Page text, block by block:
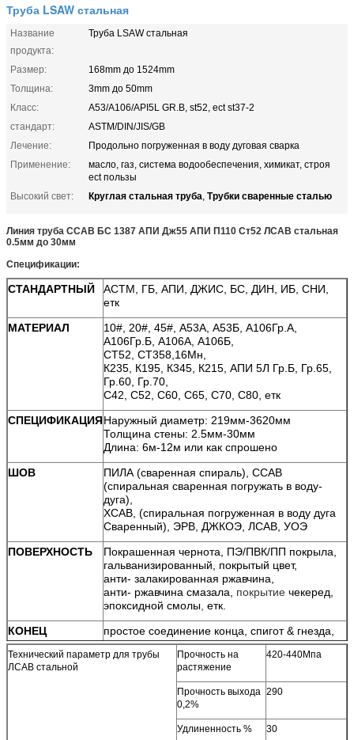
Труба LSAW стальная
Название
продукта:
Труба LSAW стальная
Размер:
168mm до 1524mm
Толщина:
3mm до 50mm
Класс:
A53/A106/API5L GR.B, st52, ect st37-2
стандарт:
ASTM/DIN/JIS/GB
Лечение:
Продольно погруженная в воду дуговая сварка
Применение:
масло, газ, система водообеспечения, химикат, строя
ect пользы
Высокий свет:
Круглая стальная труба, Трубки сваренные сталью
Линия труба ССАВ БС 1387 АПИ Дж55 АПИ П110 Ст52 ЛСАВ стальная
0.5мм до 30мм
Спецификации:
СТАНДАРТНЫЙ
АСТМ, ГБ, АПИ, ДЖИС, БС, ДИН, ИБ, СНИ,
етк
МАТЕРИАЛ
10#, 20#, 45#, А53А, А53Б, А106Гр.А,
А106Гр.Б, А106А, А106Б,
СТ52, СТ358,16Мн,
К235, К195, К345, К215, АПИ 5Л Гр.Б, Гр.65,
Гр.60, Гр.70,
С42, С52, С60, С65, С70, С80, етк
СПЕЦИФИКАЦИЯНаружный диаметр: 219мм-3620мм
Толщина стены: 2.5мм-30мм
Длина: 6м-12м или как спрошено
ШОВ
ПИЛА (сваренная спираль), ССАВ
(спиральная сваренная погружать в воду-
дуга),
ХСАВ, (спиральная погруженная в воду дуга
Сваренный), ЭРВ, ДЖКОЭ, ЛСАВ, УОЭ
ПОВЕРХНОСТЬ
Покрашенная чернота, ПЭ/ПВК/ПП покрыла,
гальванизированный, покрытый цвет,
анти- залакированная ржавчина,
анти- ржавчина смазала, покрытие чекеред,
эпоксидной смолы етк.
КОНЕЦ
простое соединение конца, спигот & гнезда,
скошенный, отрезанный квадрат, служенный
фланцем, складывая ботинки
1) пластиковая крышка трубы
2) железный протектор
Стандартный пакет экспорта, костюм для всех
видов перехода или по мере необходимости.
Технический параметр для трубы
ЛСАВ стальной
Прочность на
растяжение
420-440Мпа
Прочность выхода
0,2%
290
Удлиненность % 30